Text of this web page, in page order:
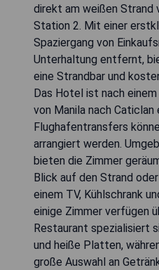
direkt am weißen Strand
Station 2. Mit einer
Spaziergang von
Unterhaltung entfernt,
eine Strandbar und
Das Hotel ist nach
von Manila nach Caticlan
Flughafentransfers
arrangiert werden.
bieten die Zimmer
Blick auf den Strand
einem TV, Kühlschrank
einige Zimmer verfügen
Restaurant spezialisiert
und heiße Platten,
große Auswahl an